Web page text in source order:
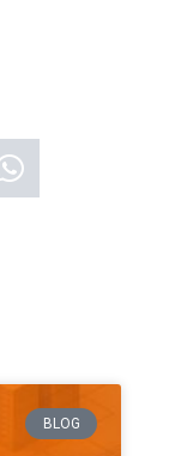
BLOG